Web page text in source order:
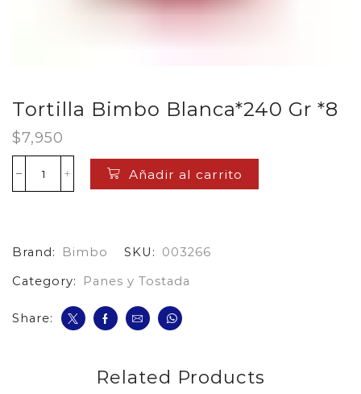
Tortilla Bimbo Blanca*240 Gr *8
$7,950
Tortilla
Bimbo
cantidad
Añadir al carrito
Brand: Bimbo SKU:
003266
Category:
Panes y Tostada
Share:
Related Products